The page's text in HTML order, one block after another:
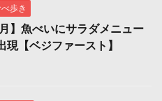
歩き
】魚べいにサラダメニュー
現【ベジファースト】